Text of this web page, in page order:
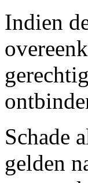
Indien
Schade
gelden